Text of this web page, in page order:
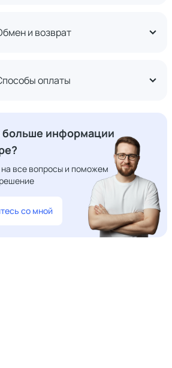
и возврат
оплаты
информации
все вопросы и поможем
со мной